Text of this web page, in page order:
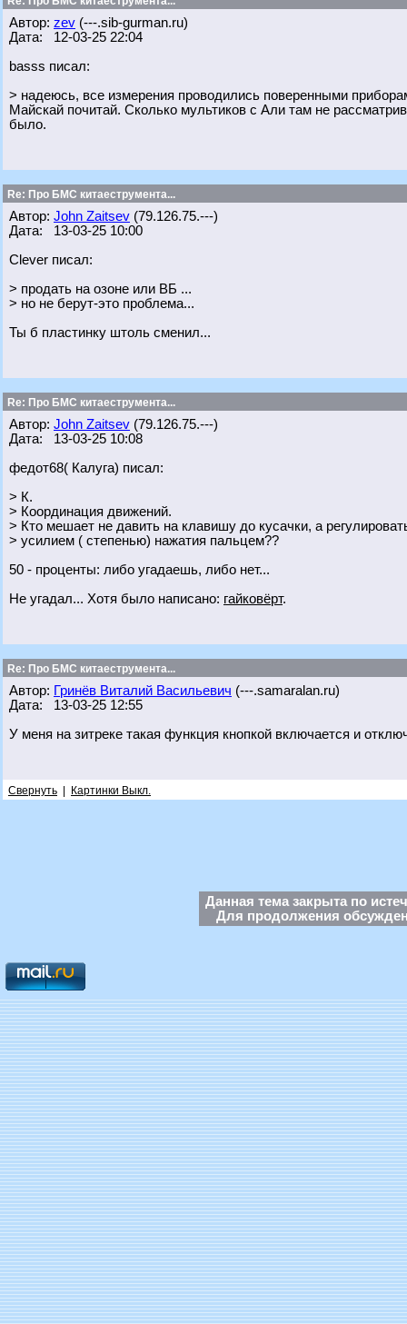
Автор: zev (---.sib-gurman.ru)
Дата: 12-03-25 22:04
basss писал:
> надеюсь, все измерения проводились поверенными
Майскай почитай. Сколько мультиков с Али там не
было.
Re: Про БМС китаеструмента...
Автор: John Zaitsev (79.126.75.---)
Дата: 13-03-25 10:00
Clever писал:
> продать на озоне или ВБ ...
> но не берут-это проблема...
Ты б пластинку штоль сменил...
Re: Про БМС китаеструмента...
Автор: John Zaitsev (79.126.75.---)
Дата: 13-03-25 10:08
федот68( Калуга) писал:
> К.
> Координация движений.
> Кто мешает не давить на клавишу до кусачки, а
> усилием ( степенью) нажатия пальцем??
50 - проценты: либо угадаешь, либо нет...
Не угадал... Хотя было написано: гайковёрт.
Re: Про БМС китаеструмента...
Автор: Гринёв Виталий Васильевич (---.samaralan.ru)
Дата: 13-03-25 12:55
У меня на зитреке такая функция кнопкой включается и
Свернуть Картинки Выкл.
Данная тема закрыта по
Для продолжения